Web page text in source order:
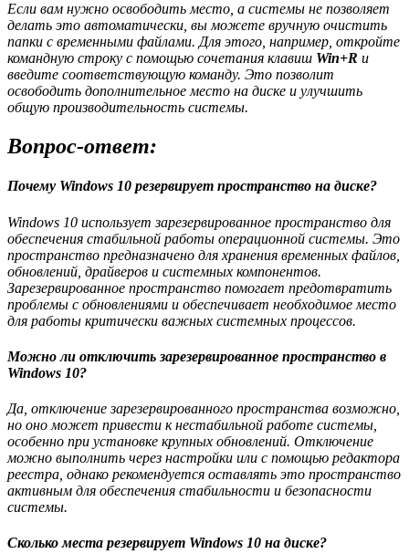
Если вам нужно освободить место, а системы не позволяет
делать это автоматически, вы можете вручную очистить
папки с временными файлами. Для этого, например, откройте
командную строку с помощью сочетания клавиш Win+R и
введите соответствующую команду. Это позволит
освободить дополнительное место на диске и улучшить
общую производительность системы.
Вопрос-ответ:
Почему Windows 10 резервирует пространство на диске?
Windows 10 использует зарезервированное пространство для
обеспечения стабильной работы операционной системы. Это
пространство предназначено для хранения временных файлов,
обновлений, драйверов и системных компонентов.
Зарезервированное пространство помогает предотвратить
проблемы с обновлениями и обеспечивает необходимое место
для работы критически важных системных процессов.
Можно ли отключить зарезервированное пространство в
Windows 10?
Да, отключение зарезервированного пространства возможно,
но оно может привести к нестабильной работе системы,
особенно при установке крупных обновлений. Отключение
можно выполнить через настройки или с помощью редактора
реестра, однако рекомендуется оставлять это пространство
активным для обеспечения стабильности и безопасности
системы.
Сколько места резервирует Windows 10 на диске?